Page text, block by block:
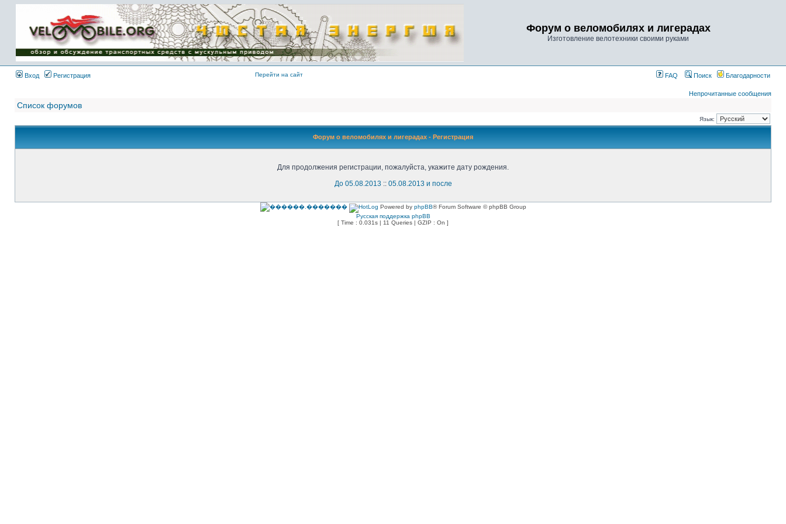
Имя пользователя:
Пароль:
{ LOG_ME_IN_SHORT
}
Форум о веломобилях и лигерадах
Изготовление велотехники своими руками
Вход Регистрация Перейти на сайт FAQ Поиск Благодарности
Непрочитанные сообщения
Список форумов
Язык:
Форум о веломобилях и лигерадах - Регистрация
Для продолжения регистрации, пожалуйста, укажите дату рождения.
До 05.08.2013 :: 05.08.2013 и после
Powered by phpBB® Forum Software © phpBB Group
Русская поддержка phpBB
[ Time : 0.031s | 11 Queries | GZIP : On ]